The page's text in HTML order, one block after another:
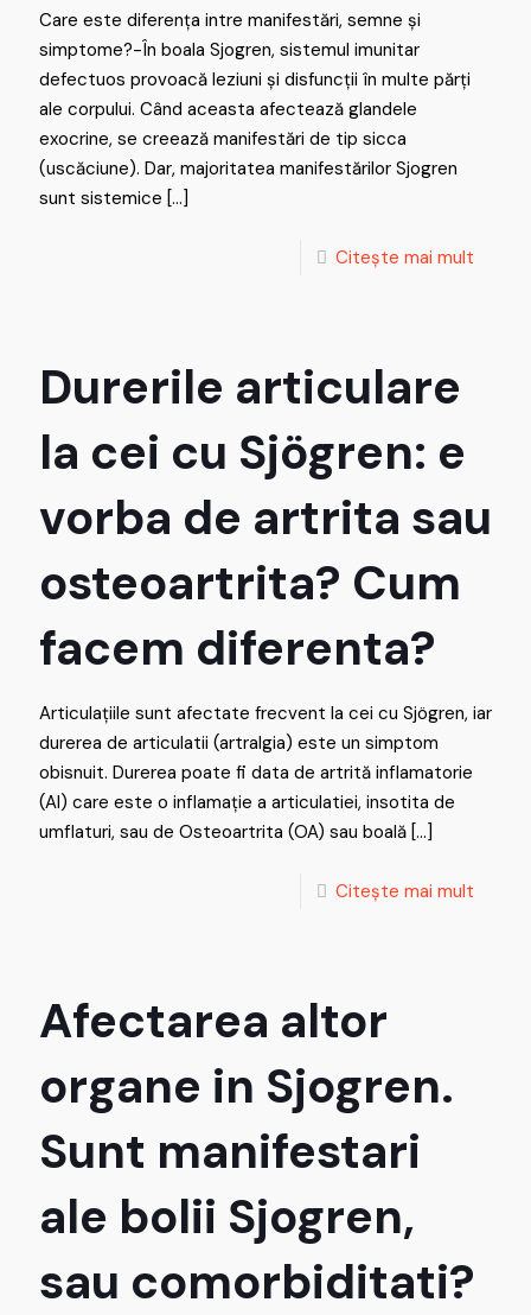
Care este diferența intre manifestări, semne și
simptome?-În boala Sjogren, sistemul imunitar
defectuos provoacă leziuni și disfuncții în multe părți
ale corpului. Când aceasta afectează glandele
exocrine, se creează manifestări de tip sicca
(uscăciune). Dar, majoritatea manifestărilor Sjogren
sunt sistemice […]
Citește mai mult
Durerile articulare
la cei cu Sjögren: e
vorba de artrita sau
osteoartrita? Cum
facem diferenta?
Articulațiile sunt afectate frecvent la cei cu Sjögren, iar
durerea de articulatii (artralgia) este un simptom
obisnuit. Durerea poate fi data de artrită inflamatorie
(AI) care este o inflamație a articulatiei, insotita de
umflaturi, sau de Osteoartrita (OA) sau boală […]
Citește mai mult
Afectarea altor
organe in Sjogren.
Sunt manifestari
ale bolii Sjogren,
sau comorbiditati?